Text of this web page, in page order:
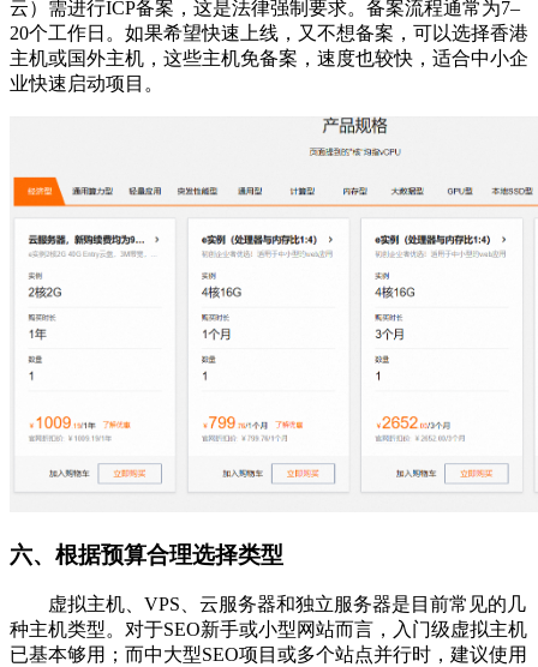
云）需进行ICP备案，这是法律强制要求。备案流程通常为7–
20个工作日。如果希望快速上线，又不想备案，可以选择香港
主机或国外主机，这些主机免备案，速度也较快，适合中小企
业快速启动项目。
六、根据预算合理选择类型
虚拟主机、VPS、云服务器和独立服务器是目前常见的几
种主机类型。对于SEO新手或小型网站而言，入门级虚拟主机
已基本够用；而中大型SEO项目或多个站点并行时，建议使用